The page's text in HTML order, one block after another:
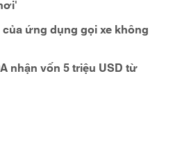
ứng dụng gọi xe không
nhận vốn 5 triệu USD từ